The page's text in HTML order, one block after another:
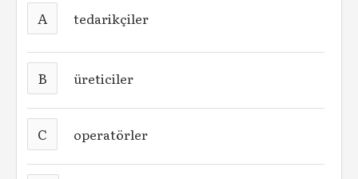
A tedarikçiler
B üreticiler
C operatörler